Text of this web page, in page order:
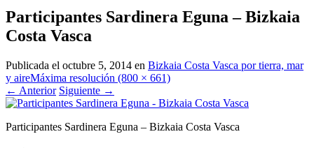
Participantes Sardinera Eguna – Bizkaia
Costa Vasca
Publicada el octubre 5, 2014 en Bizkaia Costa Vasca por tierra, mar
y aireMáxima resolución (800 × 661)
← Anterior Siguiente →
Participantes Sardinera Eguna – Bizkaia Costa Vasca